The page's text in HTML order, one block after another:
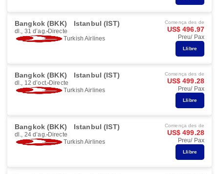
Bangkok (BKK) Istanbul (IST)
dl., 31 d’ag. Directe
Turkish Airlines
Comença des de
US$ 496.97
Preu/ Pax
Llibre
Bangkok (BKK) Istanbul (IST)
dl., 12 d’oct. Directe
Turkish Airlines
Comença des de
US$ 499.28
Preu/ Pax
Llibre
Bangkok (BKK) Istanbul (IST)
dl., 24 d’ag. Directe
Turkish Airlines
Comença des de
US$ 499.28
Preu/ Pax
Llibre